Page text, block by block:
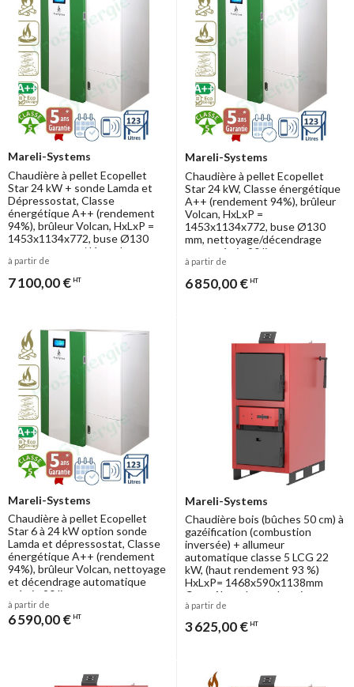
Mareli-Systems
Chaudière à pellet Ecopellet
Star 24 kW + sonde Lamda et
Dépressostat, Classe
énergétique A++ (rendement
94%), brûleur Volcan, HxLxP =
1453x1134x772, buse Ø130
mm, nettoyage/décendrage
auto, trémie 90 litres
à partir de
7 100,00 € HT
Mareli-Systems
Chaudière à pellet Ecopellet
Star 24 kW, Classe énergétique
A++ (rendement 94%), brûleur
Volcan, HxLxP =
1453x1134x772, buse Ø130
mm, nettoyage/décendrage
auto, trémie 90 litres
à partir de
6 850,00 € HT
Mareli-Systems
Chaudière à pellet Ecopellet
Star 6 à 24 kW option sonde
Lamda et dépressostat, Classe
énergétique A++ (rendement
94%), brûleur Volcan, nettoyage
et décendrage automatique
trémie 90 litres
à partir de
6 590,00 € HT
Mareli-Systems
Chaudière bois (bûches 50 cm) à
gazéification (combustion
inversée) + allumeur
automatique classe 5 LCG 22
kW, (haut rendement 93 %)
HxLxP= 1468x590x1138mm
Contrôleur de combustion +
extracteur de fumée et
raccordement Ø150mm
à partir de
3 625,00 € HT